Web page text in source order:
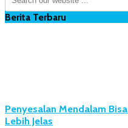
Berita Terbaru
Penyesalan Mendalam
Lebih Jelas